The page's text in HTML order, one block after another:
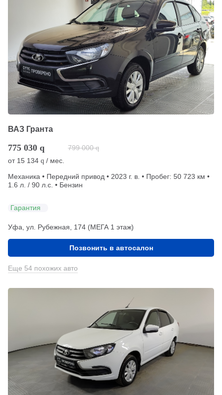
ВАЗ Гранта
775 030 q 799 000 q
от 15 134 q / мес.
Механика • Передний привод • 2023 г. в. • Пробег: 50 723 км •
1.6 л. / 90 л.с. • Бензин
Гарантия
Уфа, ул. Рубежная, 174 (МЕГА 1 этаж)
Позвонить в автосалон
Еще 54 похожих авто